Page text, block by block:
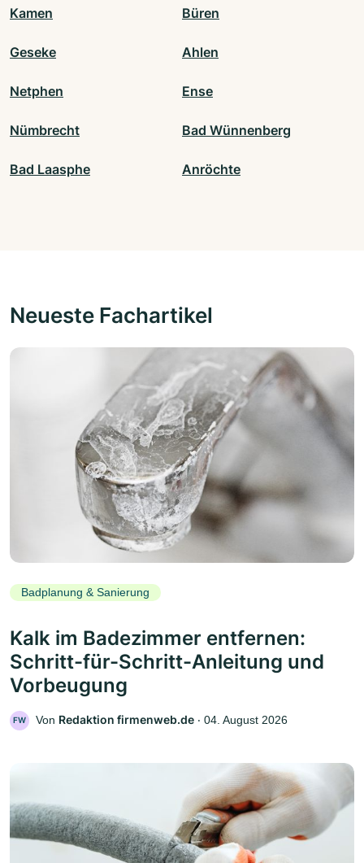
Kamen Büren
Geseke Ahlen
Netphen Ense
Nümbrecht Bad Wünnenberg
Bad Laasphe Anröchte
Neueste Fachartikel
Badplanung & Sanierung
Kalk im Badezimmer entfernen:
Schritt-für-Schritt-Anleitung und
Vorbeugung
FW Von Redaktion firmenweb.de ‧ 04. August 2026